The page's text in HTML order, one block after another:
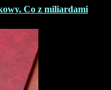
Co z miliardami